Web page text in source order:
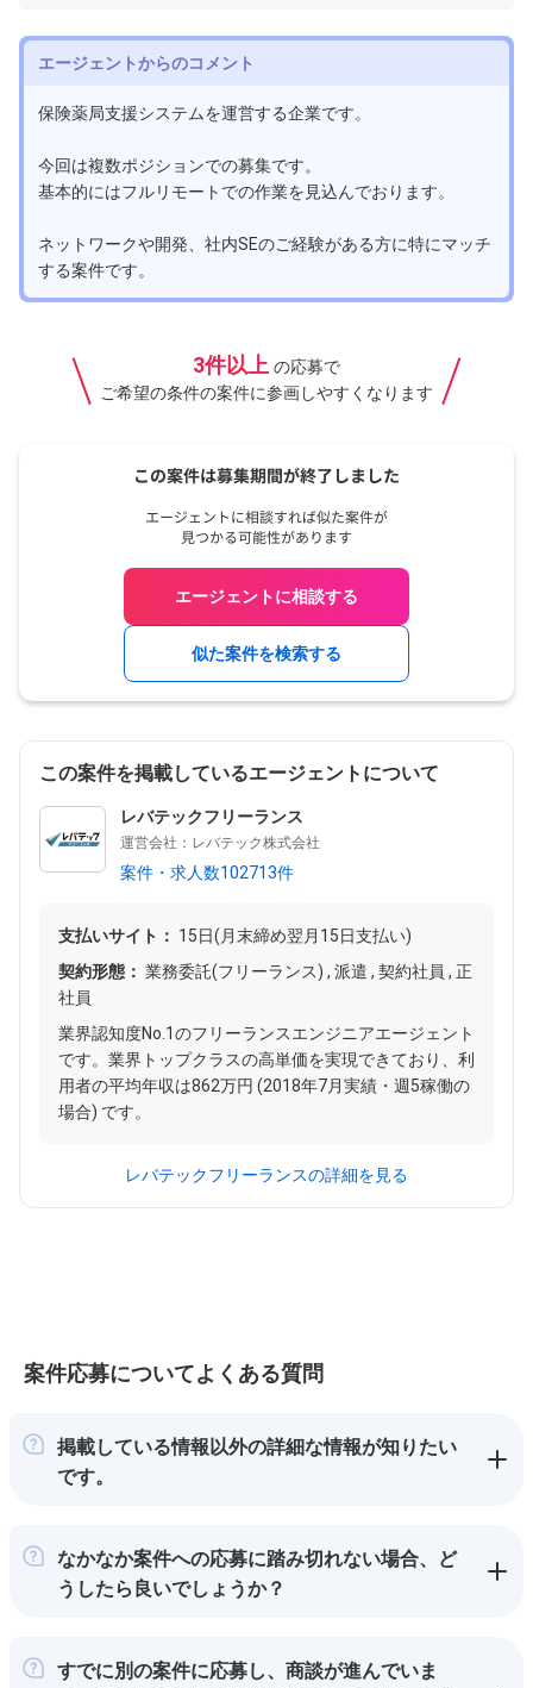
エージェントからのコメント
保険薬局支援システムを運営する企業です。
今回は複数ポジションでの募集です。
基本的にはフルリモートでの作業を見込んでおります。
ネットワークや開発、社内SEのご経験がある方に特にマッチ
する案件です。
3件以上 の応募で
ご希望の条件の案件に参画しやすくなります
エージェントに相談する
似た案件を検索する
この案件を掲載しているエージェントについて
レバテックフリーランス
運営会社：レバテック株式会社
案件・求人数102713件
支払いサイト： 15日(月末締め翌月15日支払い)
契約形態： 業務委託(フリーランス) , 派遣 , 契約社員 , 正
社員
業界認知度No.1のフリーランスエンジニアエージェント
です。業界トップクラスの高単価を実現できており、利
用者の平均年収は862万円 (2018年7月実績・週5稼働の
場合) です。
レバテックフリーランスの詳細を見る
案件応募についてよくある質問
掲載している情報以外の詳細な情報が知りたい
です。
なかなか案件への応募に踏み切れない場合、ど
うしたら良いでしょうか？
すでに別の案件に応募し、商談が進んでいま